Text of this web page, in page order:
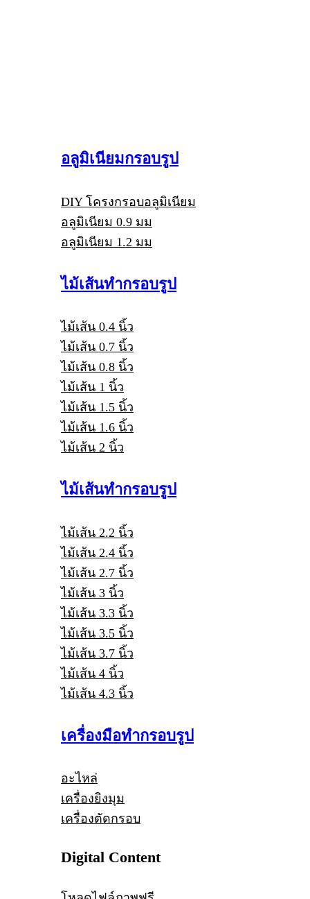
อลูมิเนียมกรอบรูป
DIY โครงกรอบอลูมิเนียม
อลูมิเนียม 0.9 มม
อลูมิเนียม 1.2 มม
ไม้เส้นทำกรอบรูป
ไม้เส้น 0.4 นิ้ว
ไม้เส้น 0.7 นิ้ว
ไม้เส้น 0.8 นิ้ว
ไม้เส้น 1 นิ้ว
ไม้เส้น 1.5 นิ้ว
ไม้เส้น 1.6 นิ้ว
ไม้เส้น 2 นิ้ว
ไม้เส้นทำกรอบรูป
ไม้เส้น 2.2 นิ้ว
ไม้เส้น 2.4 นิ้ว
ไม้เส้น 2.7 นิ้ว
ไม้เส้น 3 นิ้ว
ไม้เส้น 3.3 นิ้ว
ไม้เส้น 3.5 นิ้ว
ไม้เส้น 3.7 นิ้ว
ไม้เส้น 4 นิ้ว
ไม้เส้น 4.3 นิ้ว
เครื่องมือทำกรอบรูป
อะไหล่
เครื่องยิงมุม
เครื่องตัดกรอบ
Digital Content